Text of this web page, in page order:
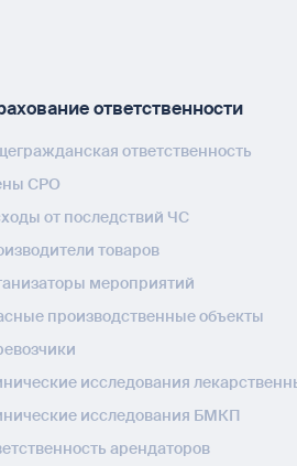
ответственности
ответственность
СРО
от последствий ЧС
товаров
мероприятий
производственные объекты
исследования
исследования БМКП
арендаторов